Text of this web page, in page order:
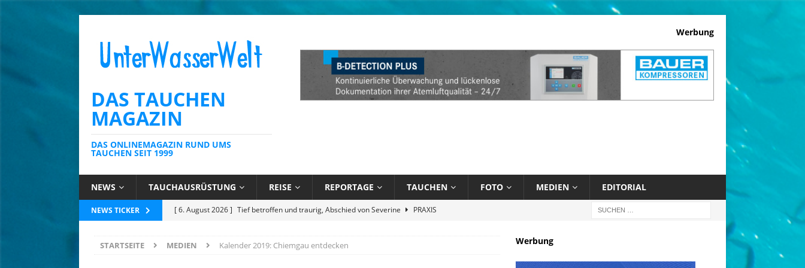
DAS TAUCHEN
MAGAZIN
DAS ONLINEMAGAZIN RUND UMS
TAUCHEN SEIT 1999
Werbung
NEWS TAUCHAUSRÜSTUNG REISE REPORTAGE TAUCHEN FOTO MEDIEN EDITORIAL
NEWS TICKER [ 6. August 2026 ] Kein Schnäppchen und stark limitiert: Bühlmann Decompression 02 Orange
[ 6. August 2026 ] Die Karibik unter Wasser mit Sandals Resorts
STARTSEITE MEDIEN Kalender 2019: Chiemgau entdecken Werbung